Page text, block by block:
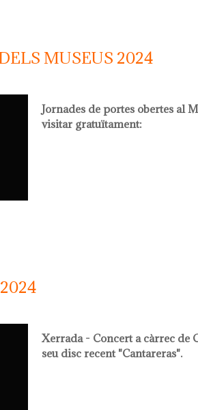
- l'ou com balla a la font
MUSEUS 2024
Jornades de portes obertes al
visitar gratuïtament:
dels museus 2024
Xerrada - Concert a càrrec de
seu disc recent "Cantareras".